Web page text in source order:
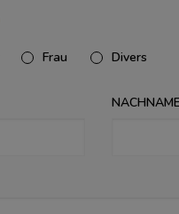
Frau Divers
NACHNAME